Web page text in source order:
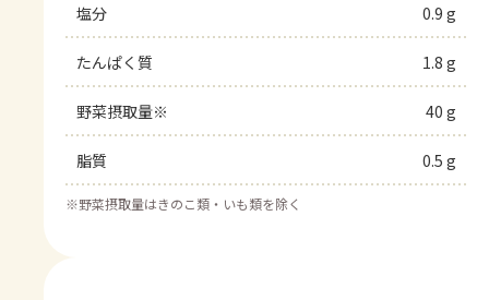
塩分 0.9 g
たんぱく質 1.8 g
野菜摂取量※ 40 g
脂質 0.5 g
※野菜摂取量はきのこ類・いも類を除く